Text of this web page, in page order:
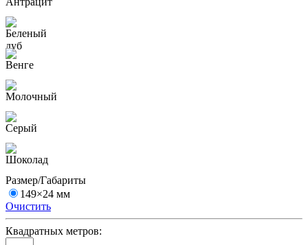
Размер/Габариты
149×24 мм
Очистить
Квадратных метров: